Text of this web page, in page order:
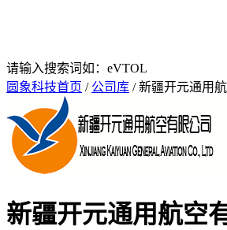
请输入搜索词如：eVTOL
圆象科技首页 / 公司库 / 新疆开元通用
新疆开元通用航空